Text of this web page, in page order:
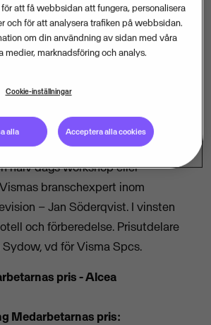
säger Charlotte von Sydow, vd för
och hylla redovisningsbyråer
halv dags workshop eller
branschexpert inom
– Jan Söderqvist. I vinsten
och förberedelse. Prisutdelare
vd för Visma Spcs.
pris - Alcea
Medarbetarnas pris:
att få webbsidan att fungera, personalisera
och för att analysera trafiken på webbsidan.
om din användning av sidan med våra
medier, marknadsföring och analys.
Cookie-inställningar
alla Acceptera alla cookies